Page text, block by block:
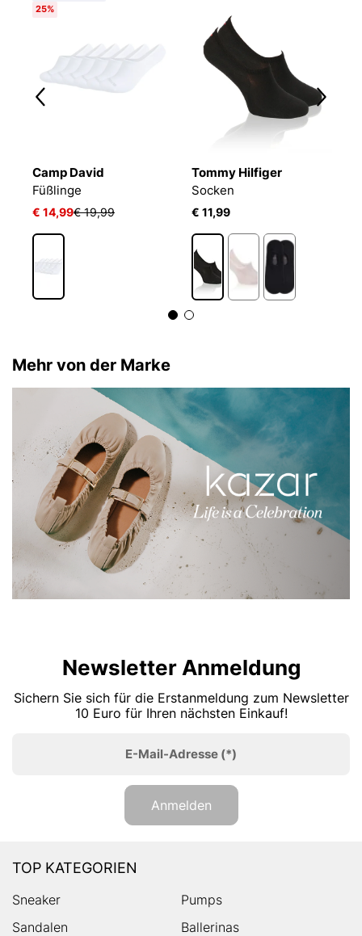
25%
Camp David
Füßlinge
€ 14,99€ 19,99
Tommy Hilfiger
Socken
€ 11,99
Mehr von der Marke
Newsletter Anmeldung
Sichern Sie sich für die Erstanmeldung zum Newsletter
10 Euro für Ihren nächsten Einkauf!
E-Mail-Adresse (*)
Anmelden
TOP KATEGORIEN
Sneaker
Pumps
Sandalen
Ballerinas